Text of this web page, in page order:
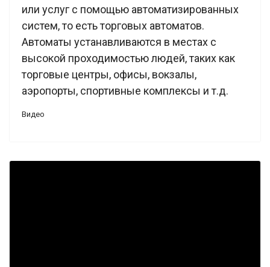
или услуг с помощью автоматизированных
систем, то есть торговых автоматов.
Автоматы устанавливаются в местах с
высокой проходимостью людей, таких как
торговые центры, офисы, вокзалы,
аэропорты, спортивные комплексы и т.д.
Видео